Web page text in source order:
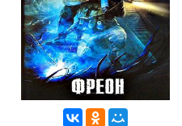
33:25
42:13
50:32